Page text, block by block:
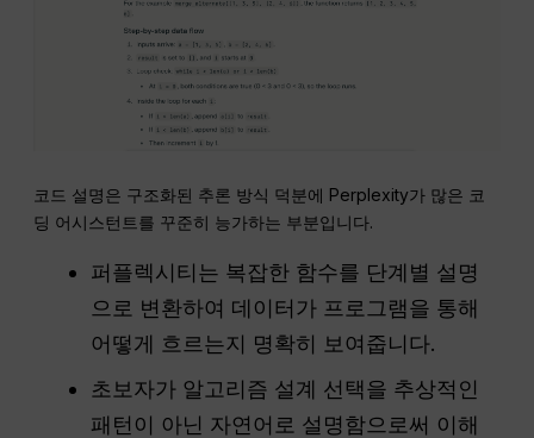
코드 설명은 구조화된 추론 방식 덕분에 Perplexity가 많은 코
딩 어시스턴트를 꾸준히 능가하는 부분입니다.
퍼플렉시티는 복잡한 함수를 단계별 설명
으로 변환하여 데이터가 프로그램을 통해
어떻게 흐르는지 명확히 보여줍니다.
초보자가 알고리즘 설계 선택을 추상적인
패턴이 아닌 자연어로 설명함으로써 이해